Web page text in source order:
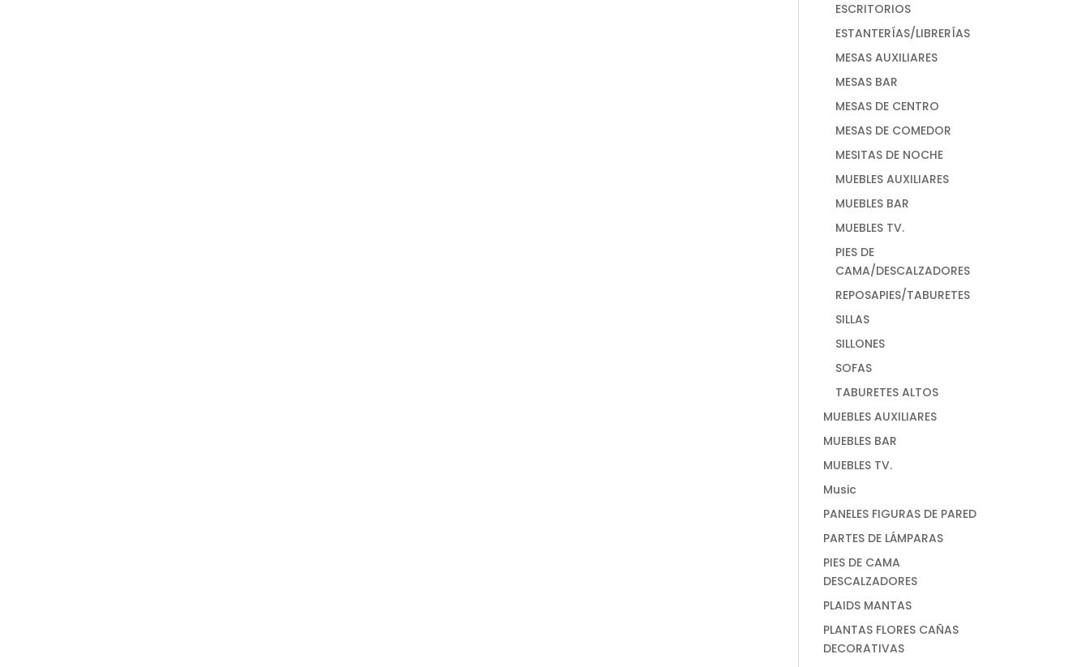
ESCRITORIOS
ESTANTERÍAS/LIBRERÍAS
MESAS AUXILIARES
MESAS BAR
MESAS DE CENTRO
MESAS DE COMEDOR
MESITAS DE NOCHE
MUEBLES AUXILIARES
MUEBLES BAR
MUEBLES TV.
PIES DE
CAMA/DESCALZADORES
REPOSAPIES/TABURETES
SILLAS
SILLONES
SOFAS
TABURETES ALTOS
MUEBLES AUXILIARES
MUEBLES BAR
MUEBLES TV.
Music
PANELES FIGURAS DE PARED
PARTES DE LÁMPARAS
PIES DE CAMA
DESCALZADORES
PLAIDS MANTAS
PLANTAS FLORES CAÑAS
DECORATIVAS